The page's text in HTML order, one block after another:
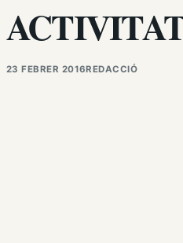
23 FEBRER 2016REDACCIÓ